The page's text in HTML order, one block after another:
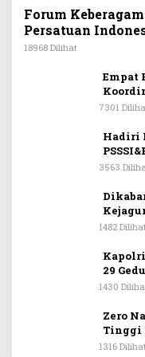
Forum
Persatuan
18968 Dilihat
Empat
7301
Hadiri
DPR RI
3563
PT
1482
29
1430
Zero
Tinggi
1316